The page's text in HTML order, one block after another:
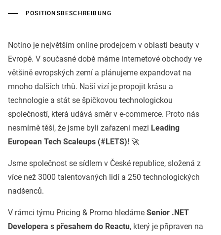
POSITIONSBESCHREIBUNG
Notino je největším online prodejcem v oblasti beauty v
Evropě. V současné době máme internetové obchody ve
většině evropských zemí a plánujeme expandovat na
mnoho dalších trhů. Naší vizí je propojit krásu a
technologie a stát se špičkovou technologickou
společností, která udává směr v e-commerce. Proto nás
nesmírně těší, že jsme byli zařazeni mezi Leading
European Tech Scaleups (#LETS)! 🚀
Jsme společnost se sídlem v České republice, složená z
více než 3000 talentovaných lidí a 250 technologických
nadšenců.
V rámci týmu Pricing & Promo hledáme Senior .NET
Developera s přesahem do Reactu, který je připraven na